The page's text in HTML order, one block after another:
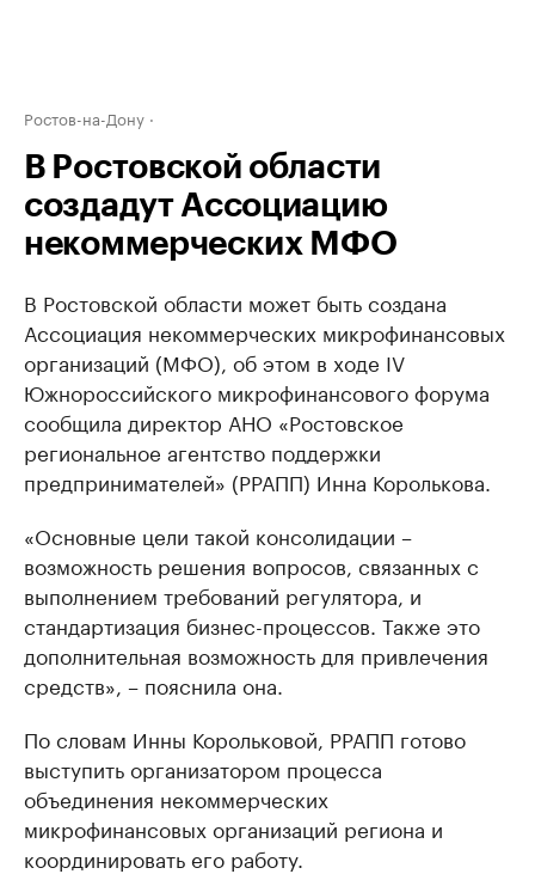
Ростов-на-Дону
В Ростовской области
создадут Ассоциацию
некоммерческих МФО
В Ростовской области может быть создана
Ассоциация некоммерческих микрофинансовых
организаций (МФО), об этом в ходе IV
Южнороссийского микрофинансового форума
сообщила директор АНО «Ростовское
региональное агентство поддержки
предпринимателей» (РРАПП) Инна Королькова.
«Основные цели такой консолидации –
возможность решения вопросов, связанных с
выполнением требований регулятора, и
стандартизация бизнес-процессов. Также это
дополнительная возможность для привлечения
средств», – пояснила она.
По словам Инны Корольковой, РРАПП готово
выступить организатором процесса
объединения некоммерческих
микрофинансовых организаций региона и
координировать его работу.